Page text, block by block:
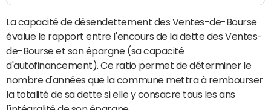
La capacité de désendettement des Ventes-de-Bourse
évalue le rapport entre l'encours de la dette des Ventes-
de-Bourse et son épargne (sa capacité
d'autofinancement). Ce ratio permet de déterminer le
nombre d'années que la commune mettra à rembourser
la totalité de sa dette si elle y consacre tous les ans